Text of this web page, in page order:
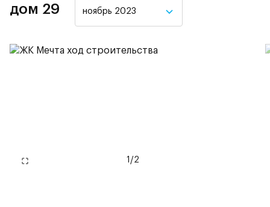
дом 29 ноябрь 2023
1 /2